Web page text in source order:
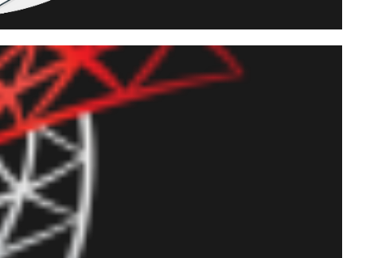
de los Jobs del SQL